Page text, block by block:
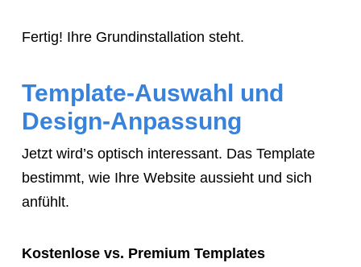
Fertig! Ihre Grundinstallation steht.
Template-Auswahl und
Design-Anpassung
Jetzt wird’s optisch interessant. Das Template
bestimmt, wie Ihre Website aussieht und sich
anfühlt.
Kostenlose vs. Premium Templates